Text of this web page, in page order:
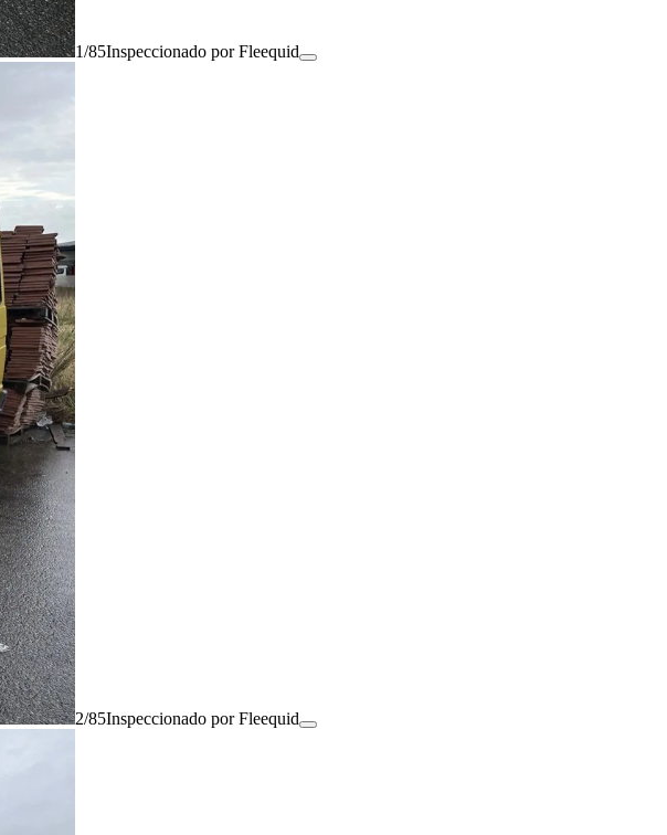
1/85Inspeccionado por Fleequid
2/85Inspeccionado por Fleequid